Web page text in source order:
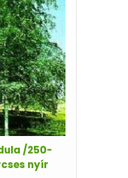
/250-
nyír